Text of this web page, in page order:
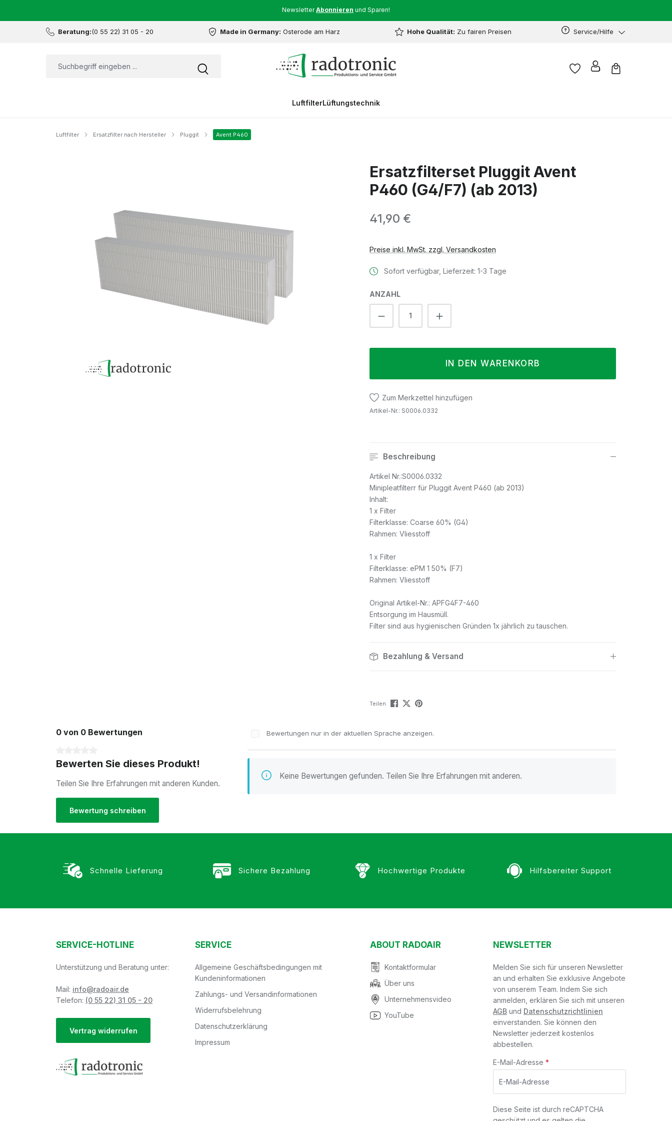
NewsletterAbonnieren und Sparen!
Beratung:(0 55 22) 31 05 - 20 Made in Germany: Osterode am Harz Hohe Qualität: Zu fairen Preisen Service/Hilfe
LuftfilterLüftungstechnik
Luftfilter Ersatzfilter nach Hersteller Pluggit Avent P460
Ersatzfilterset Pluggit Avent
P460 (G4/F7) (ab 2013)
Regulärer Preis:
41,90 €
Preise inkl. MwSt. zzgl. Versandkosten
Sofort verfügbar, Lieferzeit: 1-3 Tage
ANZAHL
Produkt Anzahl: Gib den gewünschten Wert ein
IN DEN WARENKORB
Zum Merkzettel hinzufügen
Artikel-Nr.: S0006.0332
Beschreibung
Artikel Nr.:S0006.0332
Minipleatfilterr für Pluggit Avent P460 (ab 2013)
Inhalt:
1 x Filter
Filterklasse: Coarse 60% (G4)
Rahmen: Vliesstoff
1 x Filter
Filterklasse: ePM 1 50% (F7)
Rahmen: Vliesstoff
Original Artikel-Nr.: APFG4F7-460
Entsorgung im Hausmüll.
Filter sind aus hygienischen Gründen 1x jährlich zu tauschen.
Bezahlung & Versand
Teilen
0 von 0 Bewertungen
Bewerten Sie dieses Produkt!
Teilen Sie Ihre Erfahrungen mit anderen Kunden.
Bewertung schreiben
Bewertungen nur in der aktuellen Sprache anzeigen.
Keine Bewertungen gefunden. Teilen Sie Ihre Erfahrungen mit anderen.
Schnelle Lieferung Sichere Bezahlung Hochwertige Produkte Hilfsbereiter Support
SERVICE-HOTLINE
Unterstützung und Beratung unter:
Mail: info@radoair.de
Telefon: (0 55 22) 31 05 - 20
Vertrag widerrufen
SERVICE
Allgemeine Geschäftsbedingungen mit
Kundeninformationen
Zahlungs- und Versandinformationen
Widerrufsbelehrung
Datenschutzerklärung
Impressum
ABOUT RADOAIR
Kontaktformular
Über uns
Unternehmensvideo
YouTube
NEWSLETTER
Melden Sie sich für unseren Newsletter
an und erhalten Sie exklusive Angebote
von unserem Team. Indem Sie sich
anmelden, erklären Sie sich mit unseren
AGB und Datenschutzrichtlinien
einverstanden. Sie können den
Newsletter jederzeit kostenlos
abbestellen.
E-Mail-Adresse *
Diese Seite ist durch reCAPTCHA